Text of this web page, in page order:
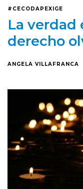
#CECODAPEXIGE
La verdad
derecho
ANGELA VILLAFRANCA